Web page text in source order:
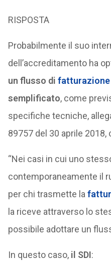
RISPOSTA
Probabilmente il suo
dell’accreditamento ha
un flusso di
semplificato, come
specifiche tecniche,
89757 del 30 aprile
“Nei casi in cui uno
contemporaneamente il
per chi trasmette la
la riceve attraverso lo
possibile adottare un
In questo caso, il SDI: